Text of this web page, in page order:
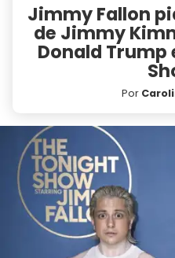
Jimmy Fallon
de Jimmy
Donald Trump
Por